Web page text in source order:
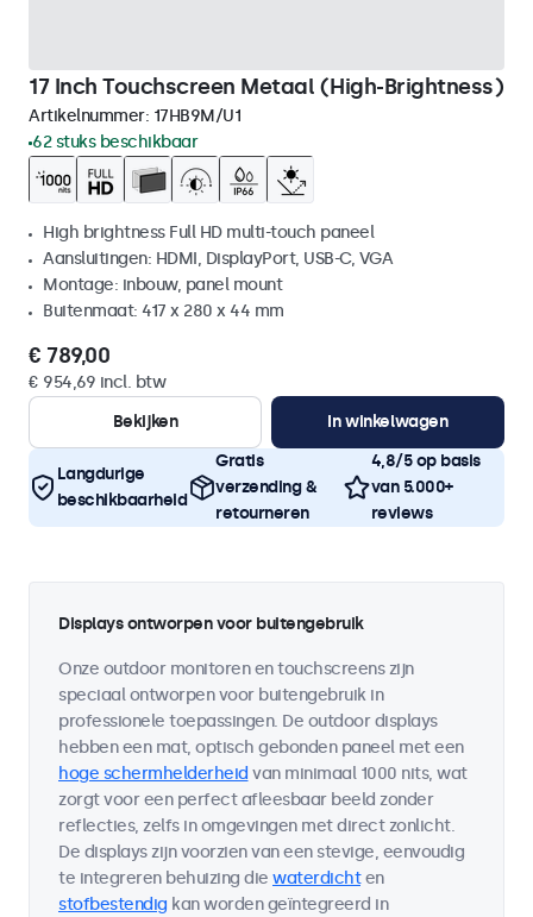
17 Inch Touchscreen Metaal (High-Brightness)
Artikelnummer: 17HB9M/U1
62 stuks beschikbaar
High brightness Full HD multi-touch paneel
Aansluitingen: HDMI, DisplayPort, USB-C, VGA
Montage: inbouw, panel mount
Buitenmaat: 417 x 280 x 44 mm
€ 789,00
€ 954,69 incl. btw
Bekijken
In winkelwagen
Langdurige
beschikbaarheid
Gratis
verzending &
retourneren
4,8/5 op basis
van 5.000+
reviews
Displays ontworpen voor buitengebruik
Onze outdoor monitoren en touchscreens zijn
speciaal ontworpen voor buitengebruik in
professionele toepassingen. De outdoor displays
hebben een mat, optisch gebonden paneel met een
hoge schermhelderheid van minimaal 1000 nits, wat
zorgt voor een perfect afleesbaar beeld zonder
reflecties, zelfs in omgevingen met direct zonlicht.
De displays zijn voorzien van een stevige, eenvoudig
te integreren behuizing die waterdichten
stofbestendig kan worden geïntegreerd in